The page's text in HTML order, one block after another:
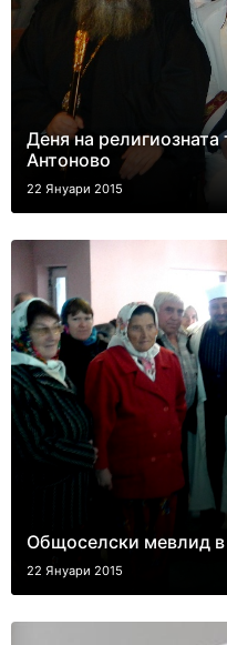
Деня на религиозната
Антоново
22 Януари 2015
Общоселски мевлид
22 Януари 2015